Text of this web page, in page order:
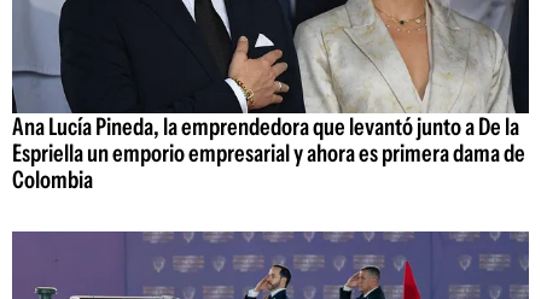
Ana Lucía Pineda, la emprendedora que levantó junto a De la
Espriella un emporio empresarial y ahora es primera dama de
Colombia